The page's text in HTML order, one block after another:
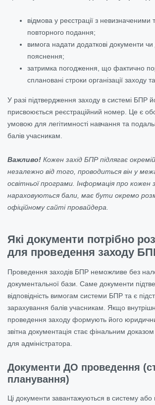
відмова у реєстрації з невизначеними
повторного подання;
вимога надати додаткові документи чи
пояснення;
затримка погодження, що фактично
сплановані строки організації заходу
У разі підтвердження заходу в системі БПР
присвоюється реєстраційний номер. Це є
умовою для легітимності навчання та
балів учасникам.
Важливо! Кожен захід БПР підлягає
незалежно від того, проводиться він у
освітньої програми. Інформація про кожен
нараховуються бали, має бути окремо
офіційному сайті провайдера.
Які документи потрібно
для проведення заходу
Проведення заходів БПР неможливе без
документальної бази. Саме документи
відповідність вимогам системи БПР та є
зарахування балів учасникам. Якщо
проведення заходу формують його
звітна документація стає фінальним доказом
для адміністратора.
Документи ДО проведення
планування)
Ці документи завантажуються в систему або